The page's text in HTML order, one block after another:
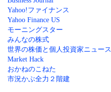
Yahoo!ファイナンス
Yahoo Finance US
モーニングスター
みんなの株式
世界の株価と個人投資家ニュース
Market Hack
おかねのこねた
市況かぶ全力２階建